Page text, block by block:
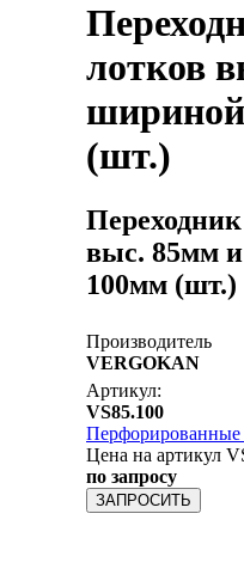
лотков
(шт.)
выс. 85мм
100мм (шт.)
Производитель
VERGOKAN
Артикул:
VS85.100
Перфорированные
Цена на артикул
по запросу
ЗАПРОСИТЬ